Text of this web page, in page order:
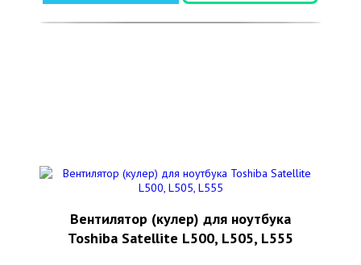
Вентилятор (кулер) для ноутбука
Toshiba Satellite L500, L505, L555